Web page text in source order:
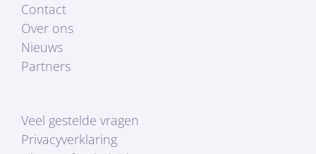
Contact
Over ons
Nieuws
Partners
Veel gestelde vragen
Privacyverklaring